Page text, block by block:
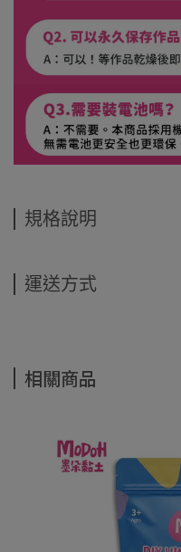
規格說明
運送方式
相關商品